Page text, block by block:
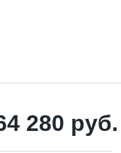
280 руб.